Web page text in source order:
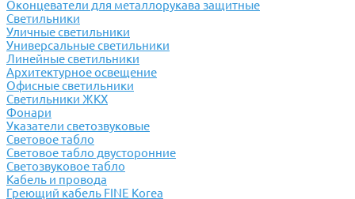
Оконцеватели для металлорукава защитные
Светильники
Уличные светильники
Универсальные светильники
Линейные светильники
Архитектурное освещение
Офисные светильники
Светильники ЖКХ
Фонари
Указатели светозвуковые
Световое табло
Световое табло двусторонние
Светозвуковое табло
Кабель и провода
Греющий кабель FINE Korea